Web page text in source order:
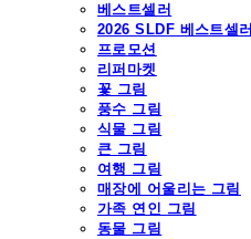
베스트셀러
2026 SLDF 베스트셀러
프로모션
리퍼마켓
꽃 그림
풍수 그림
식물 그림
큰 그림
여행 그림
매장에 어울리는 그림
가족 연인 그림
동물 그림